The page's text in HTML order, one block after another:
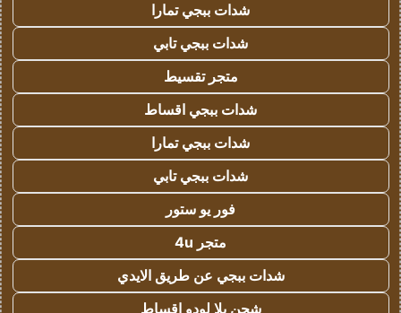
شدات ببجي تمارا
شدات ببجي تابي
متجر تقسيط
شدات ببجي اقساط
شدات ببجي تمارا
شدات ببجي تابي
فور يو ستور
متجر 4u
شدات ببجي عن طريق الايدي
شحن يلا لودو اقساط